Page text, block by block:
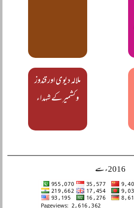
ملالہ دیوی اور قندوز
و کشمیر کے شہداء
2016ء سے